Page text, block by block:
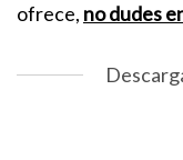
ofrece, no dudes